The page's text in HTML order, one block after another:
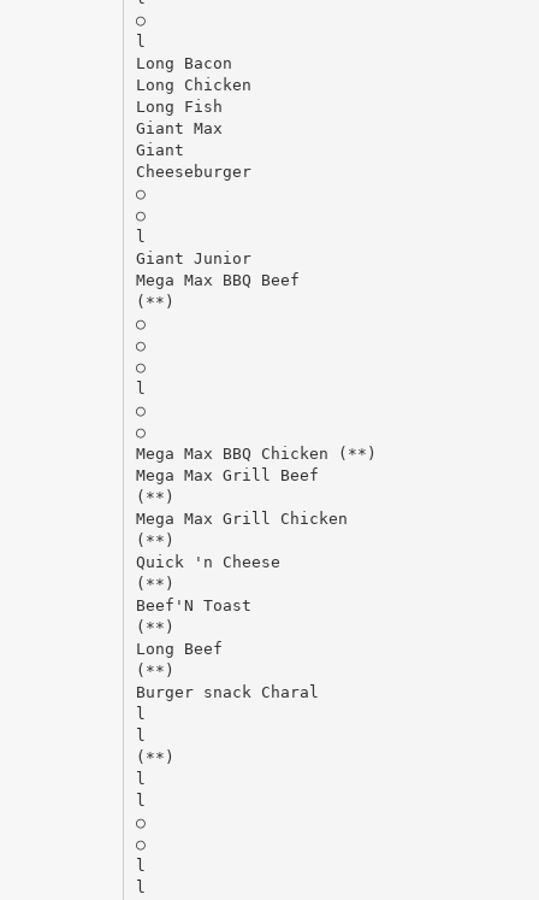
○
l
Long Bacon
Long Chicken
Long Fish
Giant Max
Giant
Cheeseburger
○
○
l
Giant Junior
Mega Max BBQ Beef
(**)
○
○
○
l
○
○
Mega Max BBQ Chicken (**)
Mega Max Grill Beef
(**)
Mega Max Grill Chicken
(**)
Quick 'n Cheese
(**)
Beef'N Toast
(**)
Long Beef
(**)
Burger snack Charal
l
l
(**)
l
l
○
○
l
l